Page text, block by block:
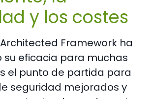
y los costes
Architected Framework ha
eficacia para muchas
el punto de partida para
seguridad mejorados y